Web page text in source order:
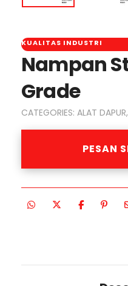
KUALITAS INDUSTRI
Nampan
Grade
CATEGORIES: ALAT DAPUR,
PESAN